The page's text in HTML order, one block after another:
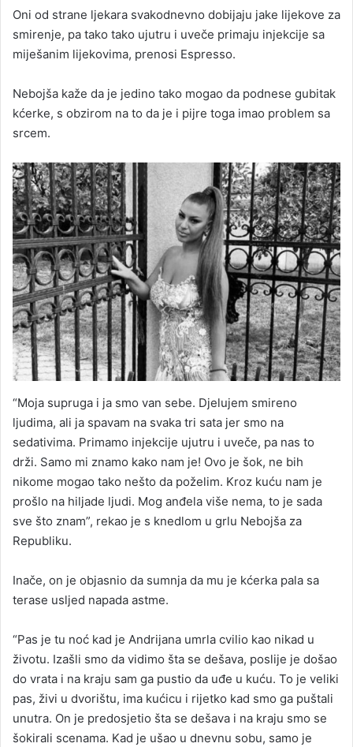
Oni od strane ljekara svakodnevno dobijaju jake lijekove za
smirenje, pa tako tako ujutru i uveče primaju injekcije sa
miješanim lijekovima, prenosi Espresso.
Nebojša kaže da je jedino tako mogao da podnese gubitak
kćerke, s obzirom na to da je i pijre toga imao problem sa
srcem.
“Moja supruga i ja smo van sebe. Djelujem smireno
ljudima, ali ja spavam na svaka tri sata jer smo na
sedativima. Primamo injekcije ujutru i uveče, pa nas to
drži. Samo mi znamo kako nam je! Ovo je šok, ne bih
nikome mogao tako nešto da poželim. Kroz kuću nam je
prošlo na hiljade ljudi. Mog anđela više nema, to je sada
sve što znam”, rekao je s knedlom u grlu Nebojša za
Republiku.
Inače, on je objasnio da sumnja da mu je kćerka pala sa
terase usljed napada astme.
“Pas je tu noć kad je Andrijana umrla cvilio kao nikad u
životu. Izašli smo da vidimo šta se dešava, poslije je došao
do vrata i na kraju sam ga pustio da uđe u kuću. To je veliki
pas, živi u dvorištu, ima kućicu i rijetko kad smo ga puštali
unutra. On je predosjetio šta se dešava i na kraju smo se
šokirali scenama. Kad je ušao u dnevnu sobu, samo je